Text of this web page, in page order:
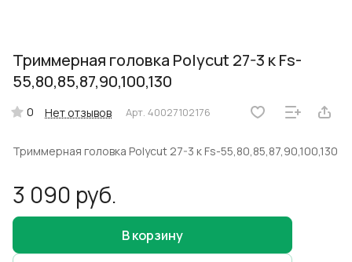
Триммерная головка Polycut 27-3 к Fs-
55,80,85,87,90,100,130
0 Нет отзывов Арт. 40027102176
Триммерная головка Polycut 27-3 к Fs-55,80,85,87,90,100,130
3 090 руб.
В корзину